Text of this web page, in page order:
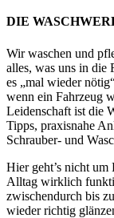
DIE
Wir waschen und
alles, was uns in die
es „mal wieder
wenn ein Fahrzeug
Leidenschaft ist die
Tipps, praxisnahe
Schrauber- und
Hier geht’s nicht um
Alltag wirklich
zwischendurch bis
wieder richtig